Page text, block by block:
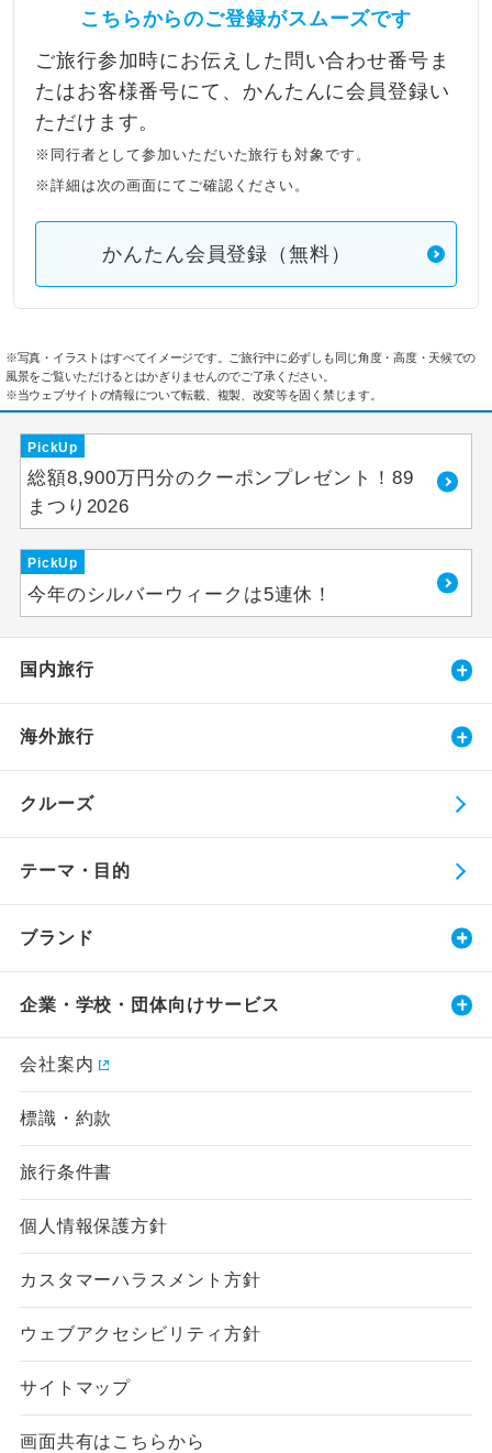
こちらからのご登録がスムーズです
ご旅行参加時にお伝えした問い合わせ番号ま
たはお客様番号にて、かんたんに会員登録い
ただけます。
※同行者として参加いただいた旅行も対象です。
※詳細は次の画面にてご確認ください。
かんたん会員登録（無料）
※写真・イラストはすべてイメージです。ご旅行中に必ずしも同じ角度・高度・天候での
風景をご覧いただけるとはかぎりませんのでご了承ください。
※当ウェブサイトの情報について転載、複製、改変等を固く禁じます。
PickUp
総額8,900万円分のクーポンプレゼント！89
まつり2026
PickUp
今年のシルバーウィークは5連休！
国内旅行
海外旅行
クルーズ
テーマ・目的
ブランド
企業・学校・団体向けサービス
会社案内
標識・約款
旅行条件書
個人情報保護方針
カスタマーハラスメント方針
ウェブアクセシビリティ方針
サイトマップ
画面共有はこちらから